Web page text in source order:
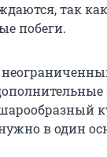
так
побеги.
в один